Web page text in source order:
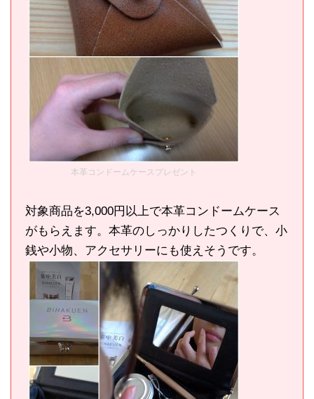
本革コンドームケースプレゼント
対象商品を3,000円以上で本革コンドームケース
がもらえます。本革のしっかりしたつくりで、小
銭や小物、アクセサリーにも使えそうです。